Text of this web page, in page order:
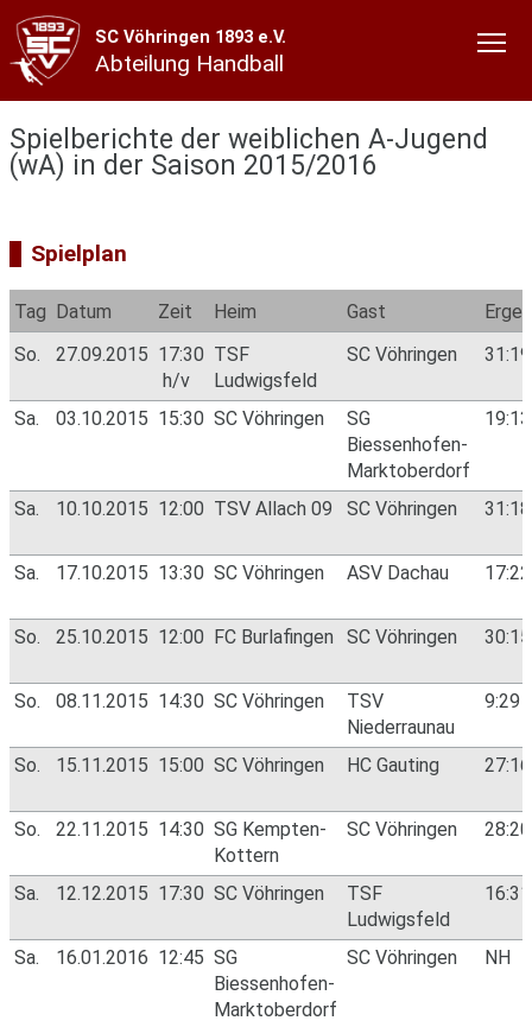
SC Vöhringen 1893 e.V.
Abteilung Handball
Spielberichte der weiblichen A-Jugend
(wA) in der Saison 2015/2016
Spielplan
Tag Datum Zeit Heim Gast
So.
27.09.2015 17:30
h/v
TSF
Ludwigsfeld
SC Vöhringen
Sa. 03.10.2015 15:30 SC Vöhringen
SG
Biessenhofen-
Marktoberdorf
Sa. 10.10.2015 12:00 TSV Allach 09 SC Vöhringen
Sa. 17.10.2015 13:30 SC Vöhringen ASV Dachau
So. 25.10.2015 12:00 FC Burlafingen SC Vöhringen
So. 08.11.2015 14:30 SC Vöhringen
TSV
Niederraunau
9:29
So. 15.11.2015 15:00 SC Vöhringen HC Gauting
So. 22.11.2015 14:30 SG Kempten-
Kottern
SC Vöhringen
Sa. 12.12.2015 17:30 SC Vöhringen
TSF
Ludwigsfeld
Sa. 16.01.2016 12:45 SG
Biessenhofen-
Marktoberdorf
SC Vöhringen NH